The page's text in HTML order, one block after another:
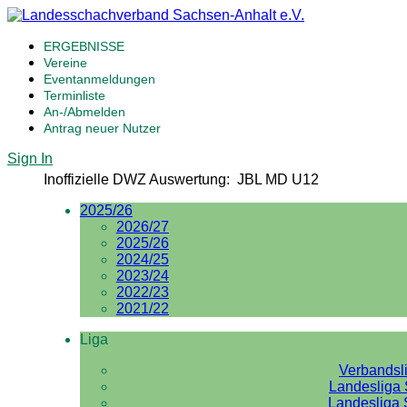
ERGEBNISSE
Vereine
Eventanmeldungen
Terminliste
An-/Abmelden
Antrag neuer Nutzer
Sign In
Inoffizielle DWZ Auswertung: JBL MD U12
2025/26
2026/27
2025/26
2024/25
2023/24
2022/23
2021/22
Liga
Landesliga
Landesliga